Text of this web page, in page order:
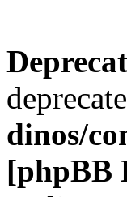
dinos/
[phpBB